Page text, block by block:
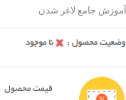
آموزش جامع لاغر شدن
قیمت محصول